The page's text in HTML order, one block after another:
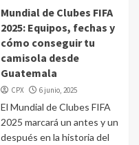
Mundial de Clubes FIFA
2025: Equipos, fechas y
cómo conseguir tu
camisola desde
Guatemala
CPX 6 junio, 2025
El Mundial de Clubes FIFA
2025 marcará un antes y un
después en la historia del